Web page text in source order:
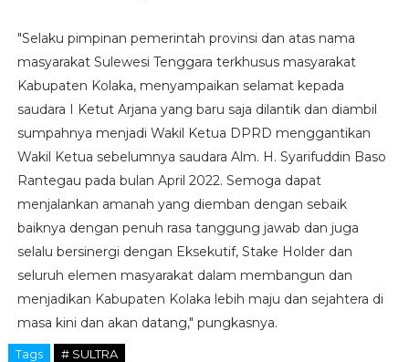
"Selaku pimpinan pemerintah provinsi dan atas nama
masyarakat Sulewesi Tenggara terkhusus masyarakat
Kabupaten Kolaka, menyampaikan selamat kepada
saudara I Ketut Arjana yang baru saja dilantik dan diambil
sumpahnya menjadi Wakil Ketua DPRD menggantikan
Wakil Ketua sebelumnya saudara Alm. H. Syarifuddin Baso
Rantegau pada bulan April 2022. Semoga dapat
menjalankan amanah yang diemban dengan sebaik
baiknya dengan penuh rasa tanggung jawab dan juga
selalu bersinergi dengan Eksekutif, Stake Holder dan
seluruh elemen masyarakat dalam membangun dan
menjadikan Kabupaten Kolaka lebih maju dan sejahtera di
masa kini dan akan datang," pungkasnya.
Tags # SULTRA